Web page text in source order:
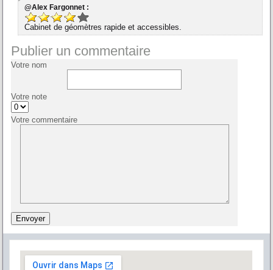
@Alex Fargonnet :
Cabinet de géomètres rapide et accessibles.
Publier un commentaire
Votre nom
Votre note
Votre commentaire